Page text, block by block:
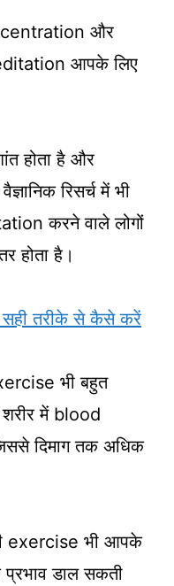
और
आपके लिए
होता है और
रिसर्च में भी
करने वाले लोगों
होता है।
तरीके से कैसे करें
भी बहुत
में blood
दिमाग तक अधिक
exercise भी आपके
डाल सकती